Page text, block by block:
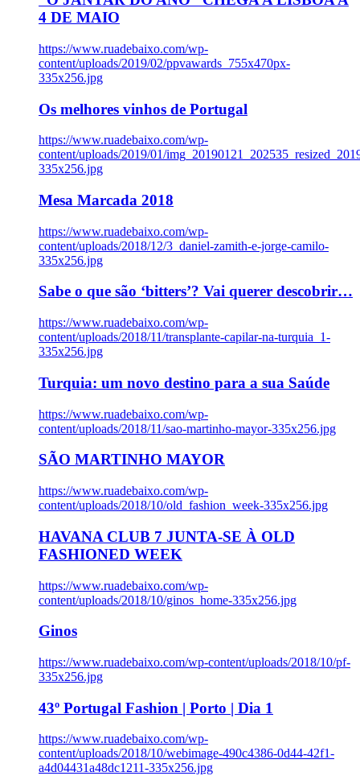
4 DE MAIO
https://www.ruadebaixo.com/wp-
content/uploads/2019/02/ppvawards_755x470px-
335x256.jpg
Os melhores vinhos de Portugal
https://www.ruadebaixo.com/wp-
content/uploads/2019/01/
335x256.jpg
Mesa Marcada 2018
https://www.ruadebaixo.com/wp-
content/uploads/2018/12/3_daniel-zamith-e-jorge-camilo-
335x256.jpg
Sabe o que são ‘bitters’? Vai querer descobrir…
https://www.ruadebaixo.com/wp-
content/uploads/2018/11/transplante-capilar-na-turquia_1-
335x256.jpg
Turquia: um novo destino para a sua Saúde
https://www.ruadebaixo.com/wp-
content/uploads/2018/11/sao-martinho-mayor-335x256.jpg
SÃO MARTINHO MAYOR
https://www.ruadebaixo.com/wp-
content/uploads/2018/10/old_fashion_week-335x256.jpg
HAVANA CLUB 7 JUNTA-SE À OLD
FASHIONED WEEK
https://www.ruadebaixo.com/wp-
content/uploads/2018/10/ginos_home-335x256.jpg
Ginos
https://www.ruadebaixo.com/wp-content/uploads/2018/10/pf-
335x256.jpg
43º Portugal Fashion | Porto | Dia 1
https://www.ruadebaixo.com/wp-
content/uploads/2018/10/webimage-490c4386-0d44-42f1-
a4d04431a48dc1211-335x256.jpg